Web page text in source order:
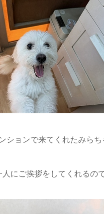
ションで来てくれたみら
にご挨拶をしてくれるの